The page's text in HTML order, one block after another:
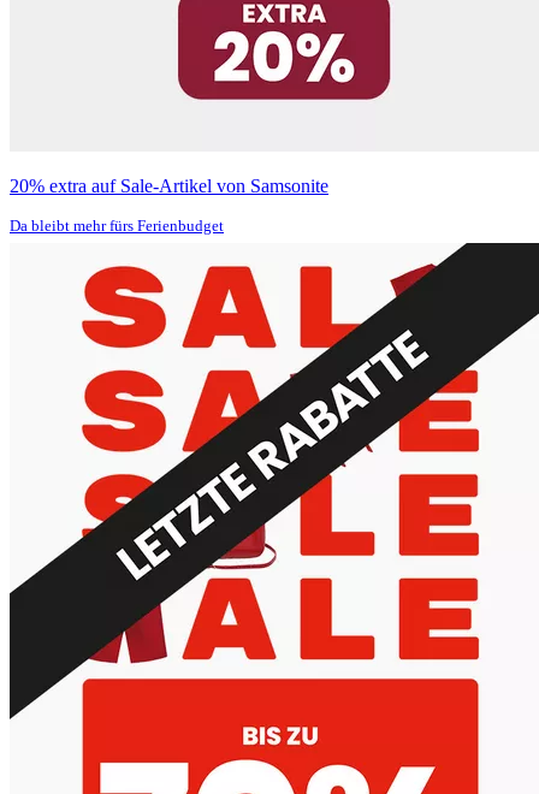
20% extra auf Sale-Artikel von Samsonite
Da bleibt mehr fürs Ferienbudget